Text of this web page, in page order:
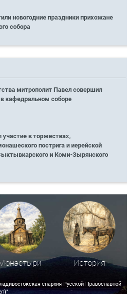
новогодние праздники прихожане
собора
митрополит Павел совершил
кафедральном соборе
в торжествах,
пострига и иерейской
и Коми-Зырянского
История
епархия Русской Православной